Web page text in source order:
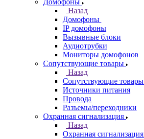
Домофоны
Назад
Домофоны
IP домофоны
Вызывные блоки
Аудиотрубки
Мониторы домофонов
Сопутствующие товары
Назад
Сопутствующие товары
Источники питания
Провода
Разъемы/переходники
Охранная сигнализация
Назад
Охранная сигнализация